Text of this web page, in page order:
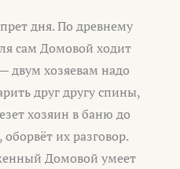
дня. По древнему
сам Домовой ходит
двум хозяевам надо
друг другу спины,
хозяин в баню до
их разговор.
Домовой умеет